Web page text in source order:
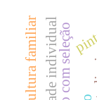
agricultura familiar